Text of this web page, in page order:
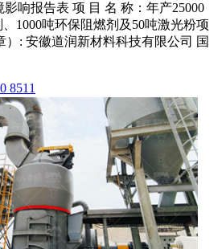
影响报告表 项 目 名 称：年产25000
1000吨环保阻燃剂及50吨激光粉项
）: 安徽道润新材料科技有限公司 国
8511